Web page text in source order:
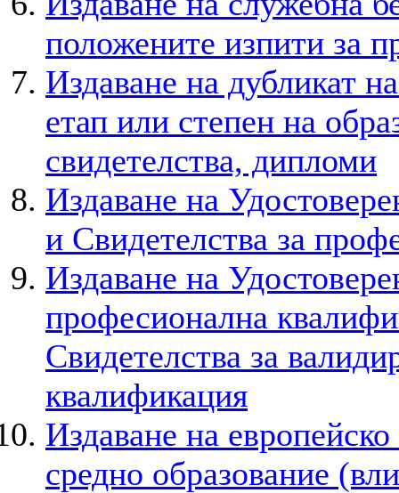
положените изпити за
Издаване на дубликат
етап или степен на
свидетелства, дипломи
Издаване на
и Свидетелства за
Издаване на
професионална
Свидетелства за
квалификация
Издаване на
средно образование